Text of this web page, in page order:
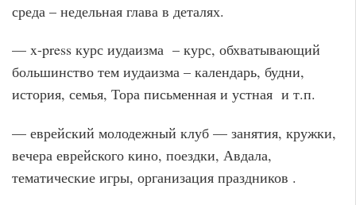
среда – недельная глава в деталях.
— x-press курс иудаизма – курс, обхватывающий
большинство тем иудаизма – календарь, будни,
история, семья, Тора письменная и устная и т.п.
— еврейский молодежный клуб — занятия, кружки,
вечера еврейского кино, поездки, Авдала,
тематические игры, организация праздников .